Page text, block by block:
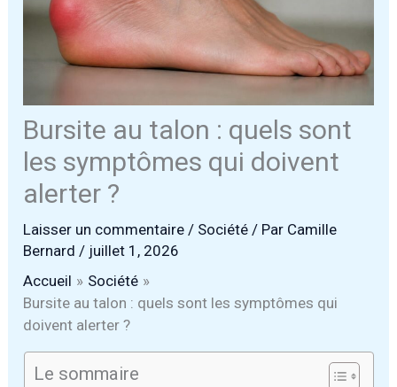
Bursite au talon : quels sont
les symptômes qui doivent
alerter ?
Laisser un commentaire / Société / Par Camille
Bernard/ juillet 1, 2026
Accueil
Société
Bursite au talon : quels sont les symptômes qui
doivent alerter ?
Le sommaire